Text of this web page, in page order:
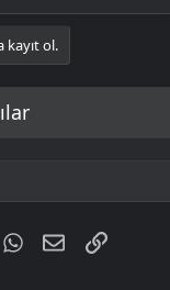
kayıt ol.
WhatsApp
E-postaLink